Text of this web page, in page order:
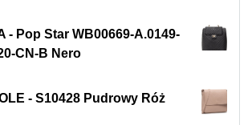
- Pop Star WB00669-A.0149-
CN-B Nero
- S10428 Pudrowy Róż